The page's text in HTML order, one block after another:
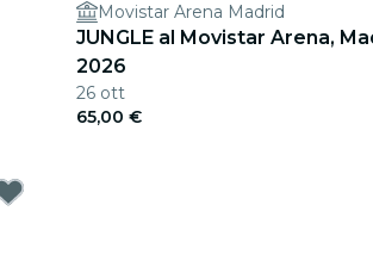
Movistar Arena Madrid
JUNGLE al Movistar Arena,
2026
26 ott
65,00 €